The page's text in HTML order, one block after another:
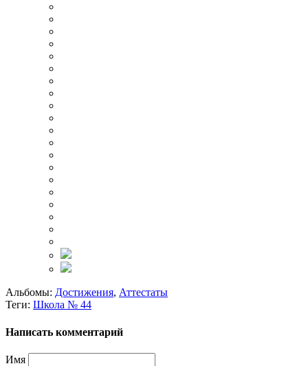
Альбомы: Достижения, Аттестаты
Теги: Школа № 44
Написать комментарий
Имя